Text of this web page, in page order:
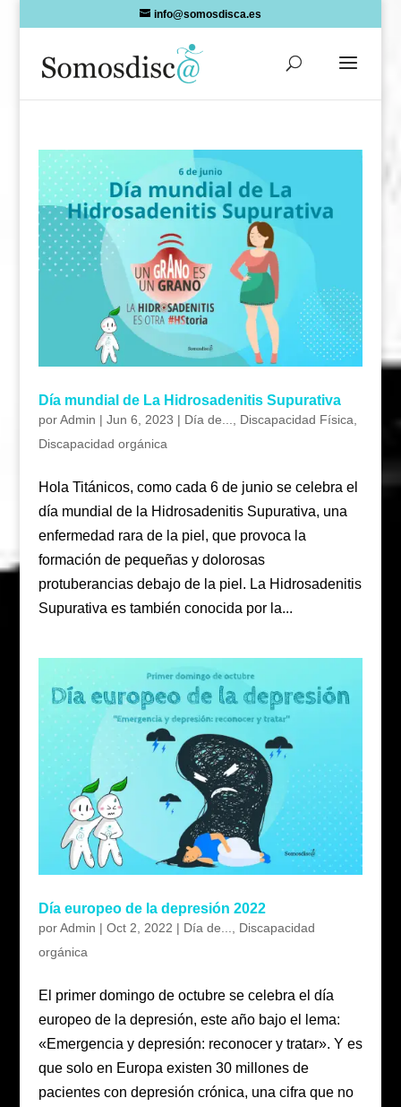
info@somosdisca.es
Día mundial de La Hidrosadenitis Supurativa
porAdmin | Jun 6, 2023 | Día de... Discapacidad Física
Discapacidad orgánica
Hola Titánicos, como cada 6 de junio se celebra el
día mundial de la Hidrosadenitis Supurativa, una
enfermedad rara de la piel, que provoca la
formación de pequeñas y dolorosas
protuberancias debajo de la piel. La Hidrosadenitis
Supurativa es también conocida por la...
Día europeo de la depresión 2022
porAdmin | Oct 2, 2022 | Día de...
Discapacidad
orgánica
El primer domingo de octubre se celebra el día
europeo de la depresión, este año bajo el lema:
«Emergencia y depresión: reconocer y tratar». Y es
que solo en Europa existen 30 millones de
pacientes con depresión crónica, una cifra que no